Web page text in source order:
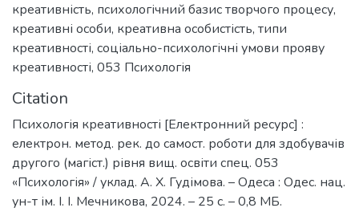
креативність, психологічний базис творчого процесу,
креативні особи, креативна особистість, типи
креативності, соціально-психологічні умови прояву
креативності, 053 Психологія
Citation
Психологія креативності [Електронний ресурс] :
електрон. метод. рек. до самост. роботи для здобувачів
другого (магіст.) рівня вищ. освіти спец. 053
«Психологія» / уклад. А. Х. Гудімова. – Одеса : Одес. нац.
ун-т ім. І. І. Мечникова, 2024. – 25 с. – 0,8 МБ.